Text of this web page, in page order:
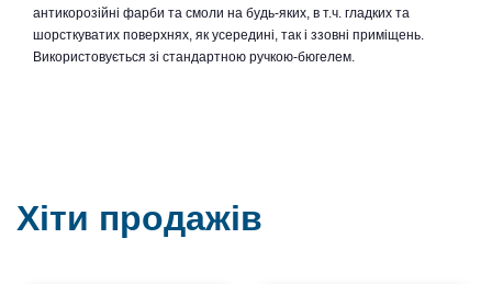
антикорозійні фарби та смоли на будь-яких, в т.ч. гладких та
шорсткуватих поверхнях, як усередині, так і ззовні приміщень.
Використовується зі стандартною ручкою-бюгелем.
Хіти продажів